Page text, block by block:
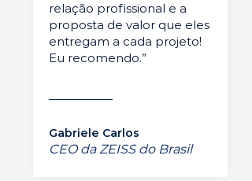
relação profissional e a
proposta de valor que eles
entregam a cada projeto!
Eu recomendo.”
Gabriele Carlos
CEO da ZEISS do Brasil